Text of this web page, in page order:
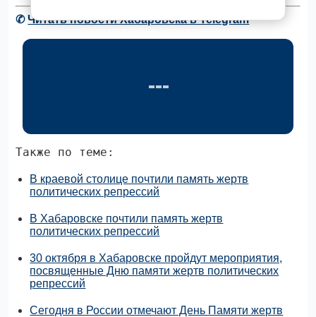
✆Читать новости Хабаровска в Telegram
Также по теме:
В краевой столице почтили память жертв
политических репрессий
В Хабаровске почтили память жертв
политических репрессий
30 октября в Хабаровске пройдут мероприятия,
посвященные Дню памяти жертв политических
репрессий
Сегодня в России отмечают День Памяти жертв